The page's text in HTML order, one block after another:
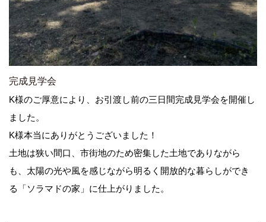
完成見学会
K様のご厚意により、お引渡し前の三日間完成見学会を開催し
ました。
K様本当にありがとうございました！
土地は狭い間口、市街地のため密集した土地でありながら
も、太陽の光や風を感じながら明るく開放的な暮らしができ
る「ソラマドの家」に仕上がりました。